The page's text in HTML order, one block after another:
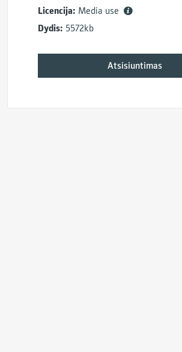
Licencija: Media use
Dydis: 5572kb
Atsisiuntimas